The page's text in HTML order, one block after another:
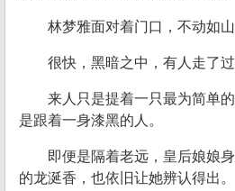
林梦雅面对着门口，不动如山
很快，黑暗之中，有人走了过
来人只是提着一只最为简单
是跟着一身漆黑的人。
即便是隔着老远，皇后娘娘
的龙涎香，也依旧让她辨认得出。